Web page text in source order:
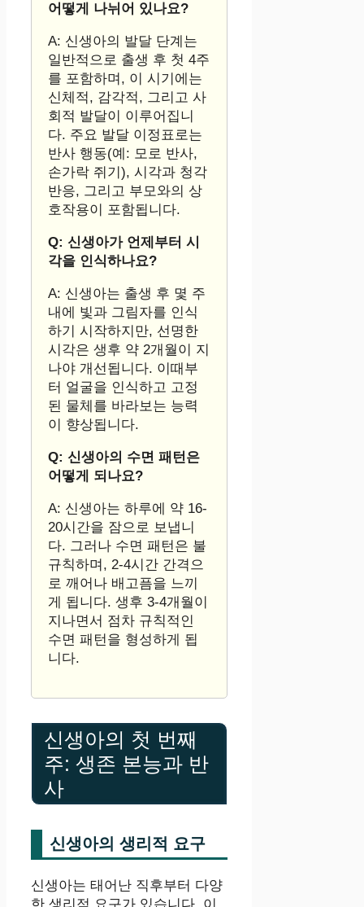
어떻게 나뉘어 있나요?
A: 신생아의 발달 단계는
일반적으로 출생 후 첫 4주
를 포함하며, 이 시기에는
신체적, 감각적, 그리고 사
회적 발달이 이루어집니
다. 주요 발달 이정표로는
반사 행동(예: 모로 반사,
손가락 쥐기), 시각과 청각
반응, 그리고 부모와의 상
호작용이 포함됩니다.
Q: 신생아가 언제부터 시
각을 인식하나요?
A: 신생아는 출생 후 몇 주
내에 빛과 그림자를 인식
하기 시작하지만, 선명한
시각은 생후 약 2개월이 지
나야 개선됩니다. 이때부
터 얼굴을 인식하고 고정
된 물체를 바라보는 능력
이 향상됩니다.
Q: 신생아의 수면 패턴은
어떻게 되나요?
A: 신생아는 하루에 약 16-
20시간을 잠으로 보냅니
다. 그러나 수면 패턴은 불
규칙하며, 2-4시간 간격으
로 깨어나 배고픔을 느끼
게 됩니다. 생후 3-4개월이
지나면서 점차 규칙적인
수면 패턴을 형성하게 됩
니다.
신생아의 첫 번째
주: 생존 본능과 반
사
신생아의 생리적 요구
신생아는 태어난 직후부터 다양